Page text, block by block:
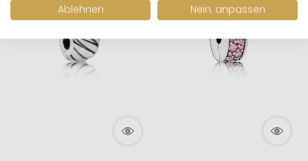
Ablehnen
Nein, anpassen